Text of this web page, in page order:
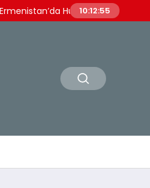
Hükümet İstifasının
10:12:56